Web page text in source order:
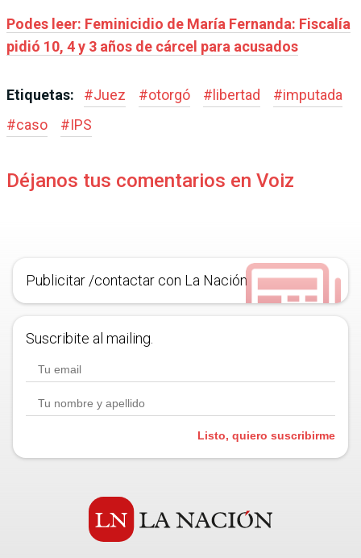
Podes leer: Feminicidio de María Fernanda: Fiscalía
pidió 10, 4 y 3 años de cárcel para acusados
Etiquetas: #Juez #otorgó # libertad #imputada
#caso #IPS
Déjanos tus comentarios en Voiz
Publicitar /contactar con La Nación
Suscribite al mailing.
Listo, quiero suscribirme